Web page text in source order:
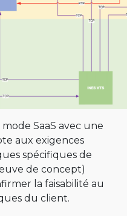
SaaS avec une
aux exigences
spécifiques de
de concept)
la faisabilité au
du client.